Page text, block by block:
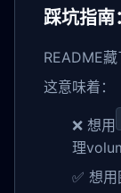
踩坑指南
README
这意味着：
❌ 想用
理
✅ 想